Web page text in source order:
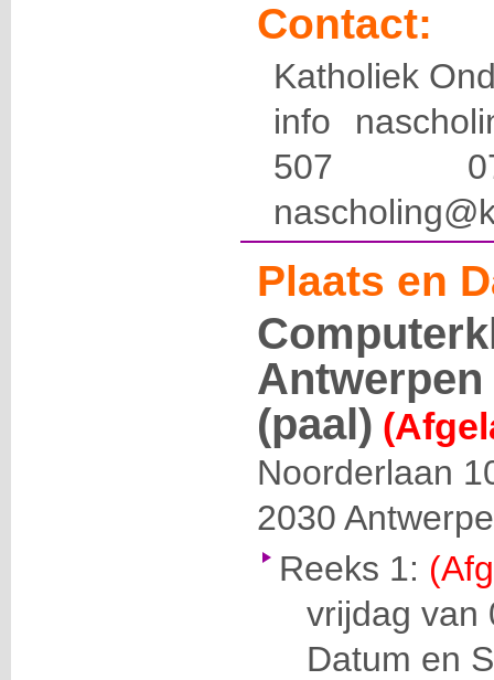
Contact:
Katholiek
info
507
Plaats en
(paal)
Noorderlaan
2030
Reeks 1:
vrijdag van
Datum en